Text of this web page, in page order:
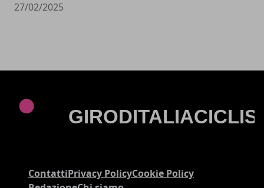
27/02/2025
ContattiPrivacy PolicyCookie Policy